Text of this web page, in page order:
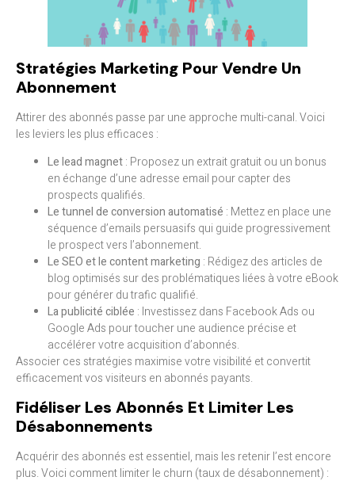
Stratégies Marketing Pour Vendre Un
Abonnement
Attirer des abonnés passe par une approche multi-canal. Voici
les leviers les plus efficaces :
Le lead magnet: Proposez un extrait gratuit ou un bonus
en échange d’une adresse email pour capter des
prospects qualifiés.
Le tunnel de conversion automatisé : Mettez en place une
séquence d’emails persuasifs qui guide progressivement
le prospect vers l’abonnement.
Le SEO et le content marketing : Rédigez des articles de
blog optimisés sur des problématiques liées à votre eBook
pour générer du trafic qualifié.
La publicité ciblée : Investissez dans Facebook Ads ou
Google Ads pour toucher une audience précise et
accélérer votre acquisition d’abonnés.
Associer ces stratégies maximise votre visibilité et convertit
efficacement vos visiteurs en abonnés payants.
Fidéliser Les Abonnés Et Limiter Les
Désabonnements
Acquérir des abonnés est essentiel, mais les retenir l’est encore
plus. Voici comment limiter le churn (taux de désabonnement) :